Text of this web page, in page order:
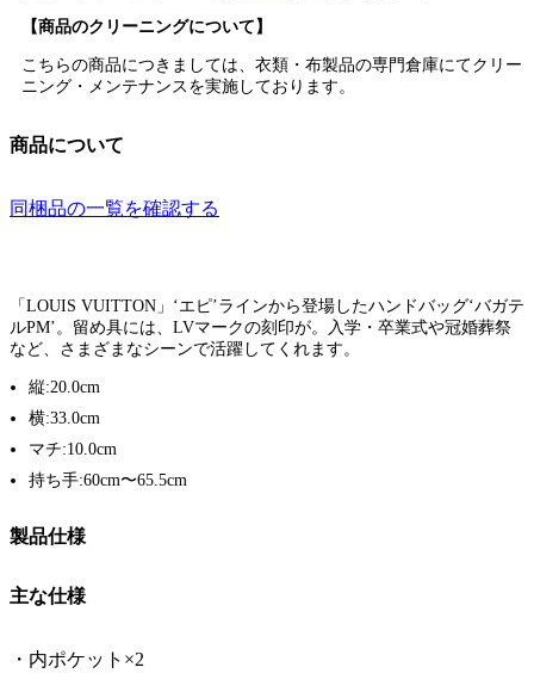
【商品のクリーニングについて】
こちらの商品につきましては、衣類・布製品の専門倉庫にてクリー
ニング・メンテナンスを実施しております。
商品について
同梱品の一覧を確認する
「LOUIS VUITTON」‘エピ’ラインから登場したハンドバッグ‘バガテ
ルPM’。留め具には、LVマークの刻印が。入学・卒業式や冠婚葬祭
など、さまざまなシーンで活躍してくれます。
縦:20.0cm
横:33.0cm
マチ:10.0cm
持ち手:60cm〜65.5cm
製品仕様
主な仕様
・内ポケット×2